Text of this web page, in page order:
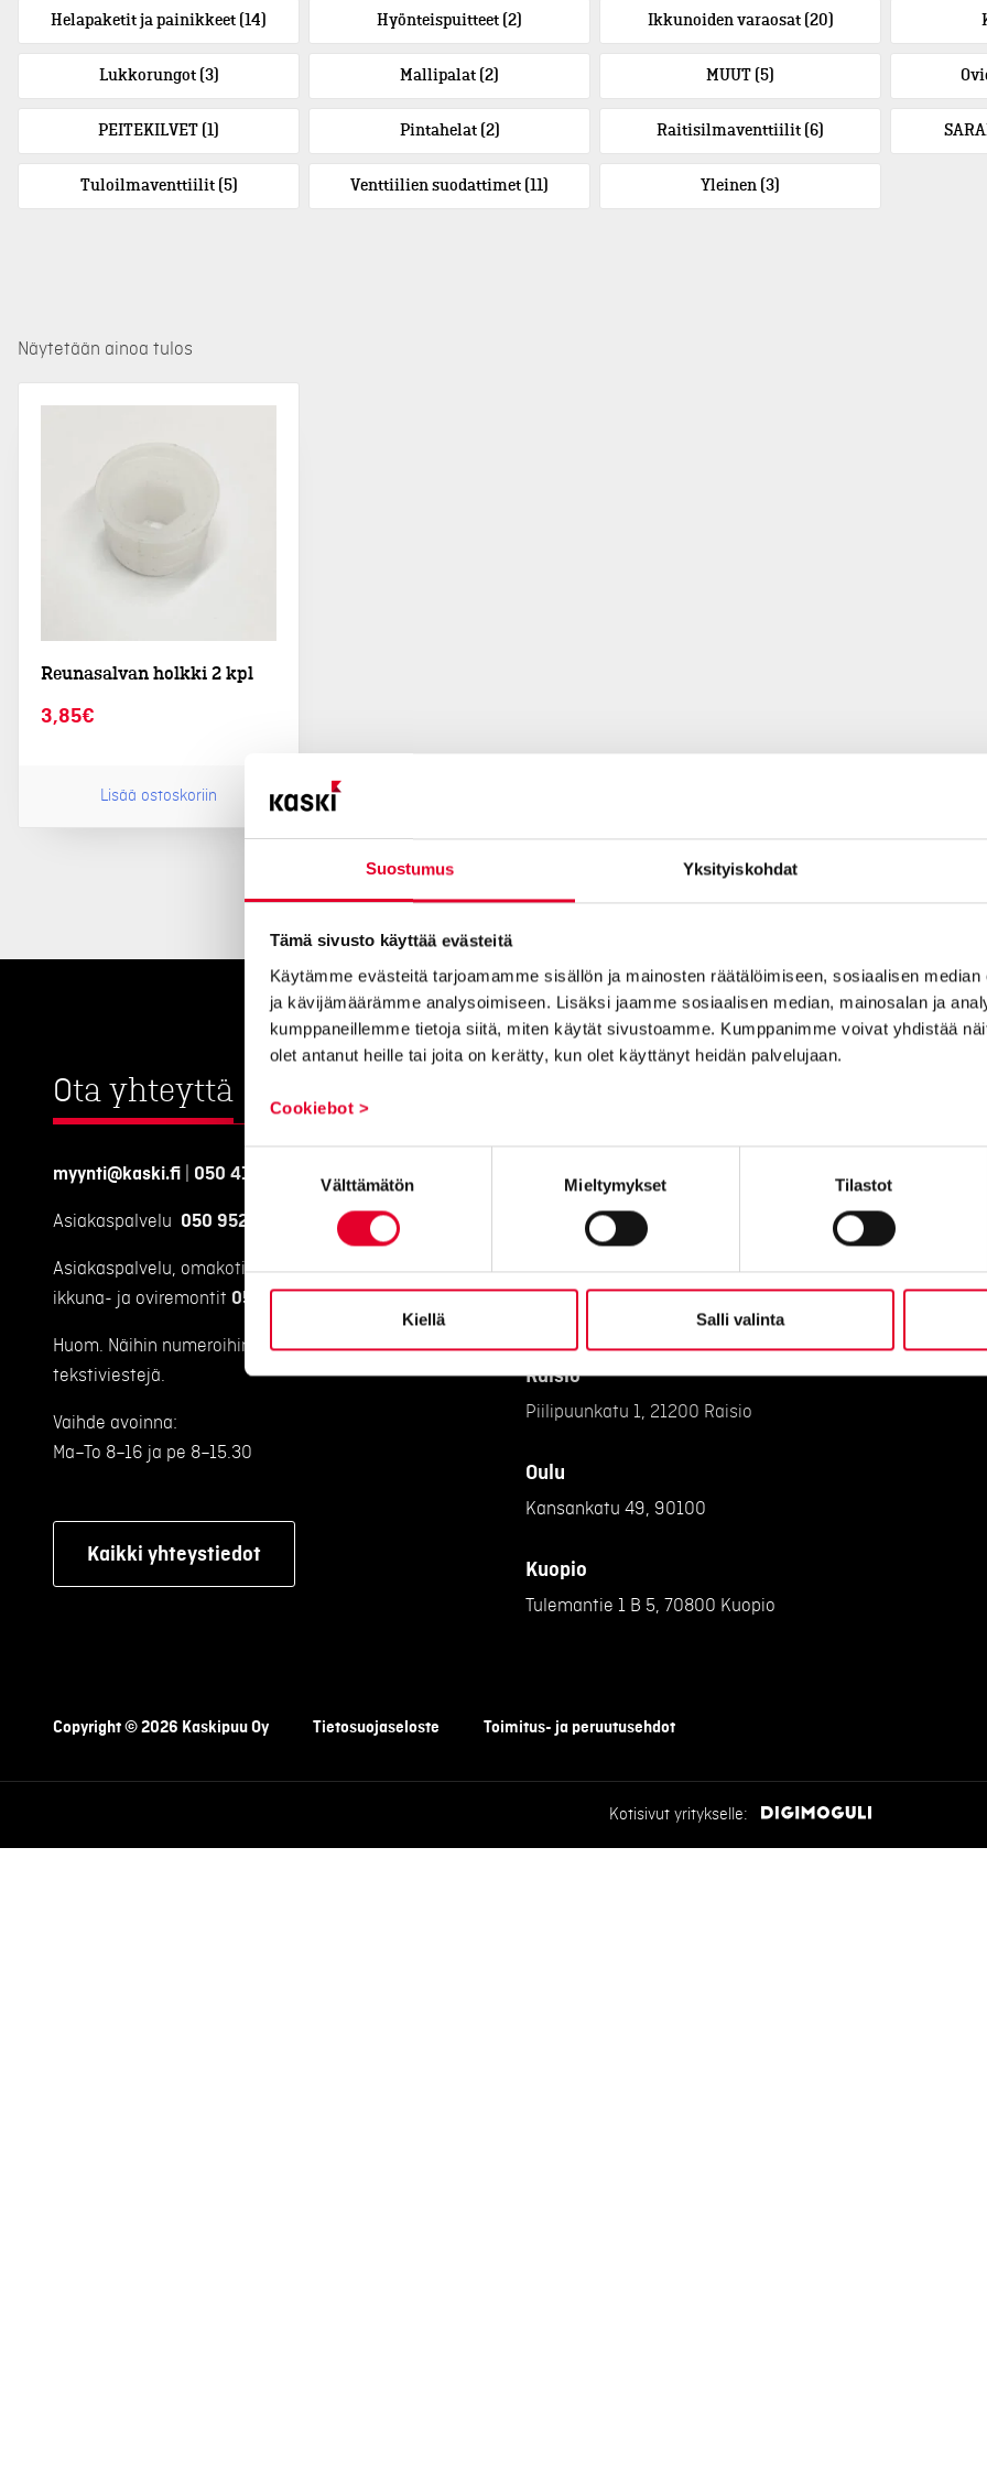
Suostumus Yksityiskohdat
Tämä sivusto käyttää evästeitä
Käytämme evästeitä tarjoamamme sisällön ja mainosten räätälöimiseen, sosiaalisen
ja kävijämäärämme analysoimiseen. Lisäksi jaamme sosiaalisen median, mainosalan ja
kumppaneillemme tietoja siitä, miten käytät sivustoamme. Kumppanimme voivat yhdistää
olet antanut heille tai joita on kerätty, kun olet käyttänyt heidän palvelujaan.
Cookiebot >
valinta
Välttämätön Mieltymykset Tilastot
Kiellä Salli valinta
Helapaketit ja painikkeet (14) Hyönteispuitteet (2) Ikkunoiden varaosat (20)
Lukkorungot (3) Mallipalat (2) MUUT (5)
PEITEKILVET (1) Pintahelat (2) Raitisilmaventtiilit (6)
Tuloilmaventtiilit (5) Venttiilien suodattimet (11) Yleinen (3)
Näytetään ainoa tulos
Reunasalvan holkki 2 kpl
3,85€
Lisää ostoskoriin
Ota yhteyttä
myynti@kaski.fi 050 4150 450
Asiakaspalvelu 050 9520 111
Asiakaspalvelu, omakotitalojen
ikkuna- ja oviremontit 050 9520 112
Huom. Näihin numeroihin emme voi vastaanottaa
tekstiviestejä.
Vaihde avoinna:
Ma–To 8–16 ja pe 8–15.30
Kaikki yhteystiedot
Vantaa
Petikontie 1 B 2:krs, 01720
Pirkkala
Haikanvuori 6 C 46, 33920 Pirkkala
Raisio
Piilipuunkatu 1, 21200 Raisio
Oulu
Kansankatu 49, 90100
Kuopio
Tulemantie 1 B 5, 70800 Kuopio
Copyright © 2026 Kaskipuu Oy Tietosuojaseloste Toimitus- ja peruutusehdot
Kotisivut yritykselle: